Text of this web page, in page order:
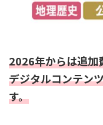
2026年からは追加
デジタルコンテン
す。